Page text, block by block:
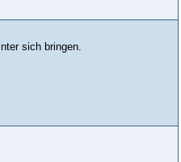
sich bringen.